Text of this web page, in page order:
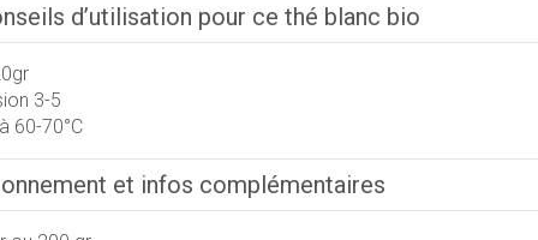
d’utilisation pour ce thé blanc bio
3-5
60-70°C
et infos complémentaires